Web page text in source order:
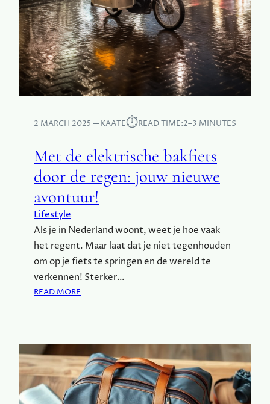
2 MARCH 2025 KAATE⏱︎READ TIME:2–3 MINUTES
Met de elektrische bakfiets
door de regen: jouw nieuwe
avontuur!
Lifestyle
Als je in Nederland woont, weet je hoe vaak
het regent. Maar laat dat je niet tegenhouden
om op je fiets te springen en de wereld te
verkennen! Sterker…
READ MORE
D
E
E
L
E